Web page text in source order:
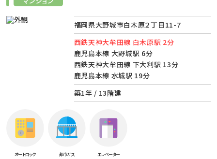
福岡県大野城市白木原２丁目11-7
西鉄天神大牟田線 白木原駅 2分
鹿児島本線 大野城駅 6分
西鉄天神大牟田線 下大利駅 13分
鹿児島本線 水城駅 19分
築1年 / 13階建
オートロック 都市ガス エレベーター